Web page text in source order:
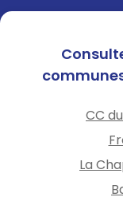
doit
CC
La